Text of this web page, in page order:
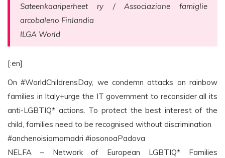
Sateenkaariperheet ry / Associazione famiglie
arcobaleno Finlandia
ILGA World
[:en]
On #WorldChildrensDay, we condemn attacks on rainbow
families in Italy+urge the IT government to reconsider all its
anti-LGBTIQ* actions. To protect the best interest of the
child, families need to be recognised without discrimination
#anchenoisiamomadri #iosonoaPadova
NELFA – Network of European LGBTIQ* Families